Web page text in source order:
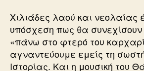
Χιλιάδες λαού και νεολαίας
υπόσχεση πως θα
«πάνω στο φτερό του
αγναντεύουμε εμείς τη
Ιστορίας. Και η μουσική του